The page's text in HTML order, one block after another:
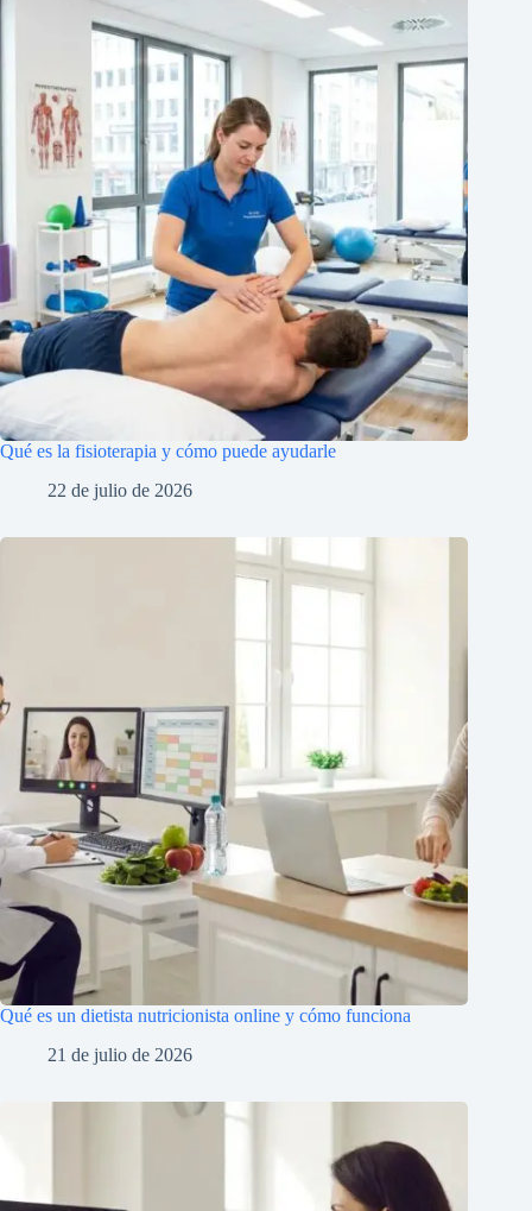
Qué es la fisioterapia y cómo puede ayudarle
22 de julio de 2026
Qué es un dietista nutricionista online y cómo funciona
21 de julio de 2026